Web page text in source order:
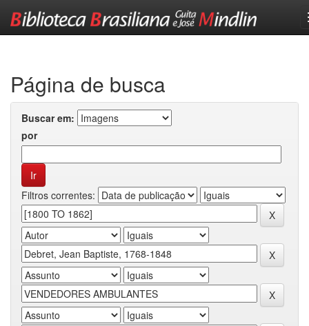
Página de busca
Buscar em:
por
Filtros correntes: